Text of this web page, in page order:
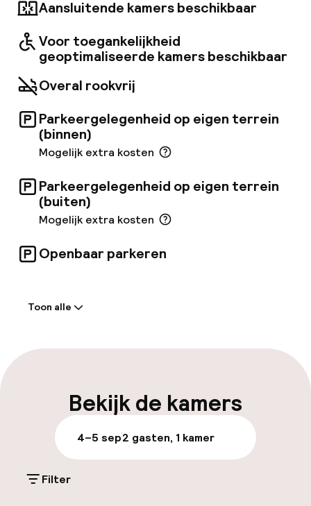
Aansluitende kamers beschikbaar
Voor toegankelijkheid
geoptimaliseerde kamers beschikbaar
Overal rookvrij
Parkeergelegenheid op eigen terrein
(binnen)
Mogelijk extra kosten
Parkeergelegenheid op eigen terrein
(buiten)
Mogelijk extra kosten
Openbaar parkeren
Vroeg inchecken mogelijk
Bagageruimte
Parkeren & mobiliteit
Toon alle
Bekijk de kamers
4–5 sep2 gasten, 1 kamer
Filter